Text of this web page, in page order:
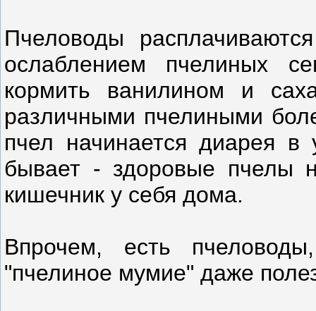
Пчеловоды
ослаблением пчелиных
кормить ванилином и
различными пчелиными
пчел начинается диарея
бывает - здоровые пчелы
кишечник у себя дома.
Впрочем, есть
"пчелиное мумие" даже